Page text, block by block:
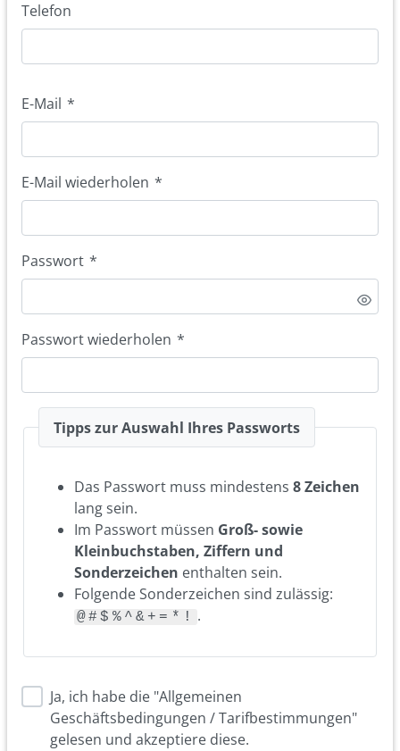
Telefon
E-Mail *
E-Mail wiederholen *
Passwort *
Passwort wiederholen *
Tipps zur Auswahl Ihres Passworts
Das Passwort muss mindestens 8 Zeichen
lang sein.
Im Passwort müssen Groß- sowie
Kleinbuchstaben, Ziffern und
Sonderzeichen enthalten sein.
Folgende Sonderzeichen sind zulässig:
@#$%^&+=*! .
Ja, ich habe die "Allgemeinen
Geschäftsbedingungen / Tarifbestimmungen"
gelesen und akzeptiere diese.